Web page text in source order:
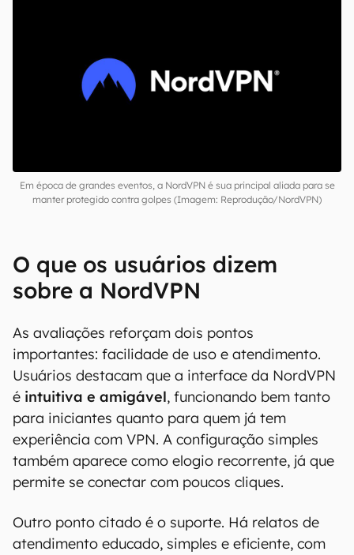
Em época de grandes eventos, a NordVPN é sua principal aliada para se
manter protegido contra golpes (Imagem: Reprodução/NordVPN)
O que os usuários dizem
sobre a NordVPN
As avaliações reforçam dois pontos
importantes: facilidade de uso e atendimento.
Usuários destacam que a interface da NordVPN
é intuitiva e amigável, funcionando bem tanto
para iniciantes quanto para quem já tem
experiência com VPN. A configuração simples
também aparece como elogio recorrente, já que
permite se conectar com poucos cliques.
Outro ponto citado é o suporte. Há relatos de
atendimento educado, simples e eficiente, com